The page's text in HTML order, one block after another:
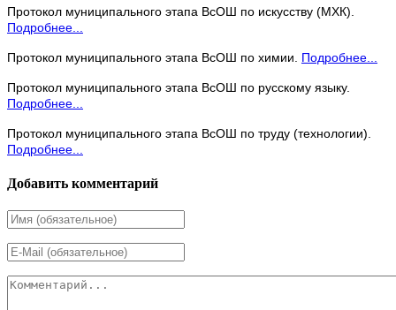
Протокол муниципального этапа ВсОШ по искусству (МХК).
Подробнее...
Протокол муниципального этапа ВсОШ по химии. Подробнее...
Протокол муниципального этапа ВсОШ по русскому языку.
Подробнее...
Протокол муниципального этапа ВсОШ по труду (технологии).
Подробнее...
Добавить комментарий